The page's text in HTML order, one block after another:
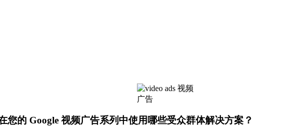
您的 Google 视频广告系列中使用哪些受众群体解决方案？